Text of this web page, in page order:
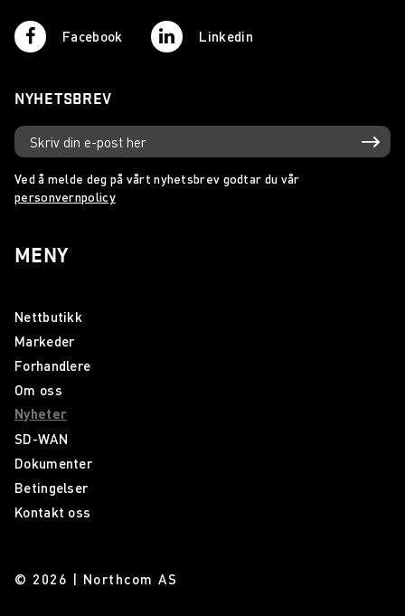
Facebook Linkedin
NYHETSBREV
Ved å melde deg på vårt nyhetsbrev godtar du vår
personvernpolicy
MENY
Nettbutikk
Markeder
Forhandlere
Om oss
Nyheter
SD-WAN
Dokumenter
Betingelser
Kontakt oss
© 2026 | Northcom AS